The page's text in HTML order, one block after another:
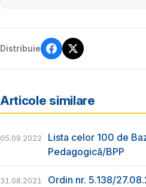
Distribuie
Articole similare
05.09.2022
Lista celor 100 de
Pedagogică/BPP
31.08.2021
Ordin nr. 5.138/